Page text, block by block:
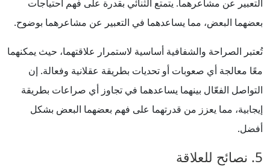
التعبير عن مشاعرهما. يتمتع الثنائي بقدرة على فهم احتياجات
بعضهما البعض، مما يساعدهما في التعبير عن مشاعرهما بوضوح.
تُعتبر الصراحة والشفافية أساسية لاستمرار علاقتهما، حيث يمكنهما
معًا معالجة أي صعوبات أو تحديات بطريقة عقلانية وفعالة. إن
التواصل الفعّال بينهما يساعدهما في تجاوز أي صراعات بطريقة
إيجابية، مما يعزز من قدرتهما على فهم بعضهما البعض بشكل
أفضل.
5. نصائح للعلاقة